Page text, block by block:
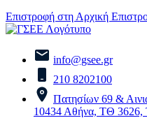
Επιστροφή στη Αρχική
info@gsee.gr
210 8202100
Πατησίων 69 &
10434 Αθήνα, ΤΘ